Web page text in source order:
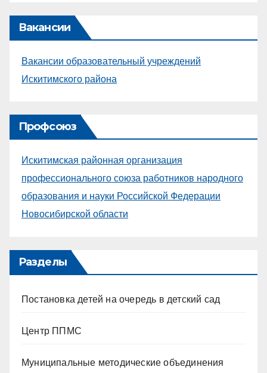
Вакансии
Вакансии образовательный учреждений
Искитимского района
Профсоюз
Искитимская районная организация
профессионального союза работников народного
образования и науки Российской Федерации
Новосибирской области
Разделы
Постановка детей на очередь в детский сад
Центр ППМС
Муниципальные методические объединения